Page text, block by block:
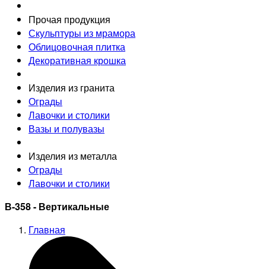
Прочая продукция
Скульптуры из мрамора
Облицовочная плитка
Декоративная крошка
Изделия из гранита
Ограды
Лавочки и столики
Вазы и полувазы
Изделия из металла
Ограды
Лавочки и столики
В-358 - Вертикальные
Главная